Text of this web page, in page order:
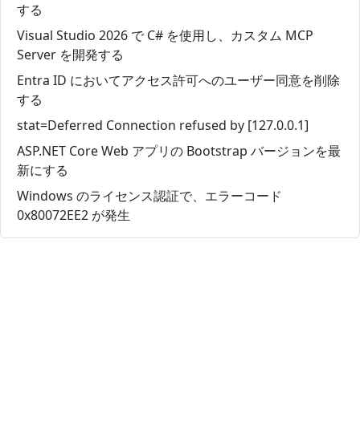
する
Visual Studio 2026 で C# を使用し、カスタム MCP
Server を開発する
Entra ID においてアクセス許可へのユーザー同意を削除
する
stat=Deferred Connection refused by [127.0.0.1]
ASP.NET Core Web アプリの Bootstrap バージョンを最
新にする
Windows のライセンス認証で、エラーコード
0x80072EE2 が発生